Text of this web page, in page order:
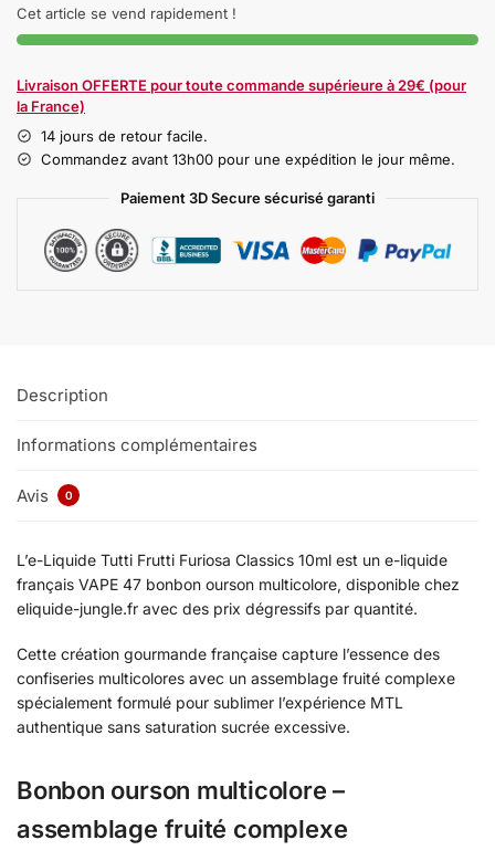
Cet article se vend rapidement !
Livraison OFFERTE pour toute commande supérieure à 29€ (pour
la France)
14 jours de retour facile.
Commandez avant 13h00 pour une expédition le jour même.
Paiement 3D Secure sécurisé garanti
Description
Informations complémentaires
Avis 0
L’e-Liquide Tutti Frutti Furiosa Classics 10ml est un e-liquide
français VAPE 47 bonbon ourson multicolore, disponible chez
eliquide-jungle.fr avec des prix dégressifs par quantité.
Cette création gourmande française capture l’essence des
confiseries multicolores avec un assemblage fruité complexe
spécialement formulé pour sublimer l’expérience MTL
authentique sans saturation sucrée excessive.
Bonbon ourson multicolore –
assemblage fruité complexe